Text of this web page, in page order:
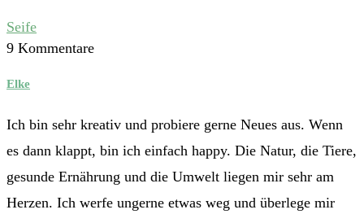
Seife
9 Kommentare
Elke
Ich bin sehr kreativ und probiere gerne Neues aus. Wenn
es dann klappt, bin ich einfach happy. Die Natur, die Tiere,
gesunde Ernährung und die Umwelt liegen mir sehr am
Herzen. Ich werfe ungerne etwas weg und überlege mir